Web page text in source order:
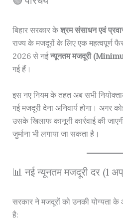
बिहार सरकार के श्रम संसाधन एवं
राज्य के मजदूरों के लिए एक महत्वपूर्ण
2026 से नईन्यूनतम मजदूरी
गई हैं।
इस नए नियम के तहत अब सभी
गई मजदूरी देना अनिवार्य होगा। अगर
उसके खिलाफ कानूनी कार्रवाई की
जुर्माना भी लगाया जा सकता है।
📊 नई न्यूनतम मजदूरी दर (1
सरकार ने मजदूरों को उनकी योग्यता के
है: